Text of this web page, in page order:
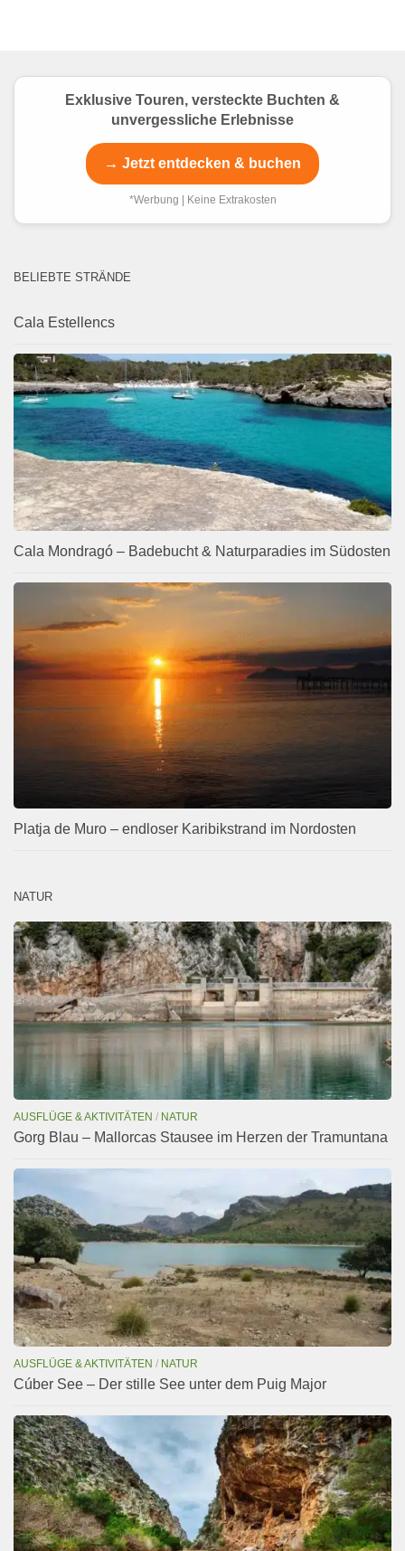
Exklusive Touren, versteckte Buchten &
unvergessliche Erlebnisse
→ Jetzt entdecken & buchen
*Werbung | Keine Extrakosten
BELIEBTE STRÄNDE
Cala Estellencs
Cala Mondragó – Badebucht & Naturparadies im Südosten
Platja de Muro – endloser Karibikstrand im Nordosten
NATUR
AUSFLÜGE & AKTIVITÄTEN / NATUR
Gorg Blau – Mallorcas Stausee im Herzen der Tramuntana
AUSFLÜGE & AKTIVITÄTEN / NATUR
Cúber See – Der stille See unter dem Puig Major